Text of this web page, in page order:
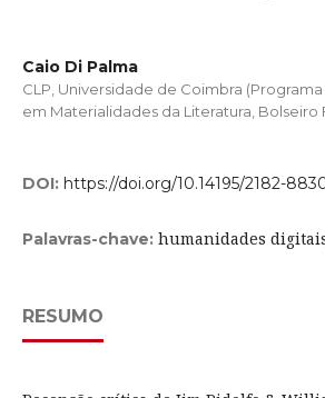
Caio Di Palma
CLP, Universidade de Coimbra
em Materialidades da Literatura, Bolseiro
DOI: https://doi.org/10.14195/2182-
Palavras-chave: humanidades
RESUMO